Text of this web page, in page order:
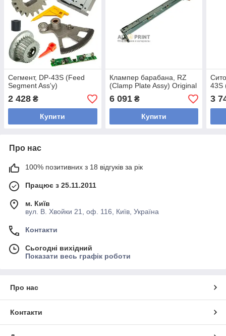
Сегмент, DP-43S (Feed
Segment Ass'y)
2 428 ₴
Купити
Клампер барабана, RZ
(Clamp Plate Assy) Original
6 091₴
Купити
43S
3
Про нас
100% позитивних з 18 відгуків за рік
Працює з 25.11.2011
м. Київ
вул. В. Хвойки 21, оф. 116, Київ, Україна
Контакти
Сьогодні вихідний
Показати весь графік роботи
Про нас
Контакти